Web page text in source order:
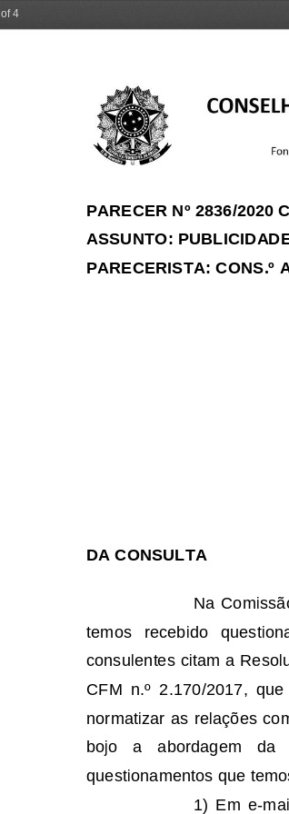
of 4
PARECER Nº 2836/2020
ASSUNTO:
PARECERISTA: CONS.º
DA CONSULTA
Na
temos   recebido
consulentes citam a
CFM n.º 2 170/2017 que
normatizar as relações
bojo   a   abordagem   da
questionamentos que
1) Em e-